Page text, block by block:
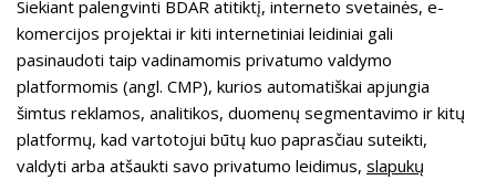
Siekiant palengvinti BDAR atitiktį, interneto svetainės, e-
komercijos projektai ir kiti internetiniai leidiniai gali
pasinaudoti taip vadinamomis privatumo valdymo
platformomis (angl. CMP), kurios automatiškai apjungia
šimtus reklamos, analitikos, duomenų segmentavimo ir kitų
platformų, kad vartotojui būtų kuo paprasčiau suteikti,
valdyti arba atšaukti savo privatumo leidimus, slapukų